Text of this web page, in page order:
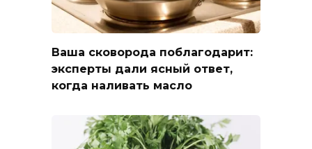
Ваша сковорода поблагодарит:
эксперты дали ясный ответ,
когда наливать масло